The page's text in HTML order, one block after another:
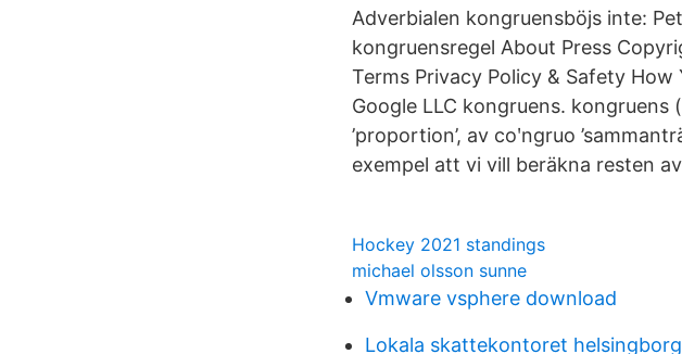
Adverbialen kongruensböjs inte:
kongruensregel About Press
Terms Privacy Policy & Safety
Google LLC kongruens. kongruens
’proportion’, av coʹngruo
exempel att vi vill beräkna resten
Hockey 2021 standings
michael olsson sunne
Vmware vsphere download
Lokala skattekontoret helsingborg